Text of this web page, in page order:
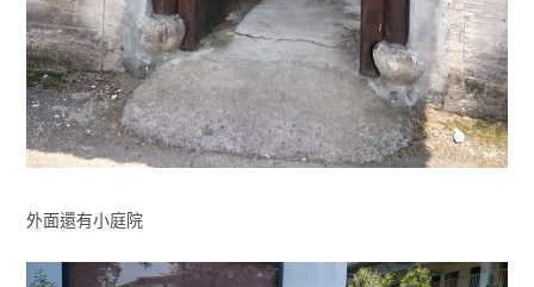
外面還有小庭院